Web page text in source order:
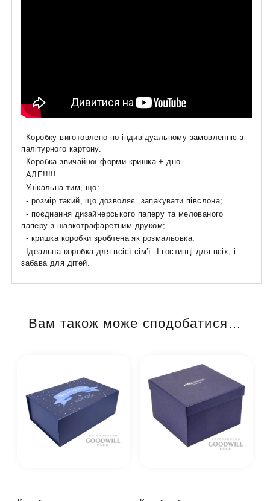
Коробку виготовлено по індивідуальному замовленню з
палітурного картону.
Коробка звичайної форми кришка + дно.
АЛЕ!!!!!
Унікальна тим, що:
- розмір такий, що дозволяє запакувати півслона;
- поєднання дизайнерського паперу та мелованого
паперу з шавкотрафаретним друком;
- кришка коробки зроблена як розмальовка.
Ідеальна коробка для всієї сім’ї. І гостинці для всіх, і
забава для дітей.
Вам також може сподобатися…